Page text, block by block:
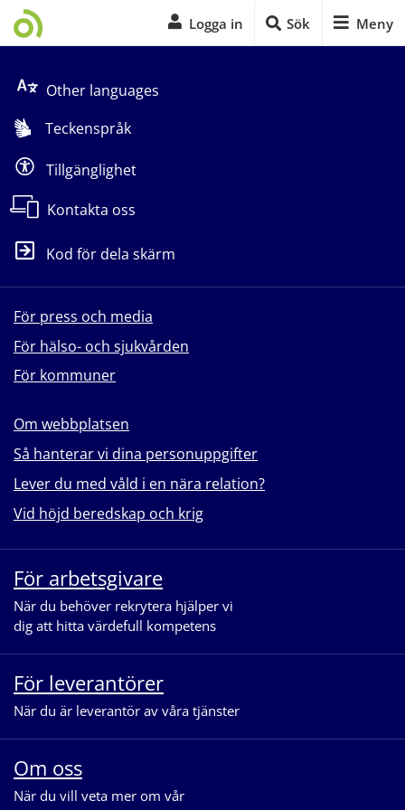
Logga in Sök Meny
Other languages
Teckenspråk
Tillgänglighet
Kontakta oss
Kod för dela skärm
För press och media
För hälso- och sjukvården
För kommuner
Om webbplatsen
Så hanterar vi dina personuppgifter
Lever du med våld i en nära relation?
Vid höjd beredskap och krig
För arbetsgivare
När du behöver rekrytera hjälper vi
dig att hitta värdefull kompetens
För leverantörer
När du är leverantör av våra tjänster
Om oss
När du vill veta mer om vår